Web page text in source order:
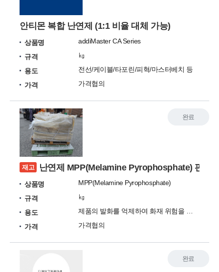
안티몬 복합 난연제 (1:1 비율 대체 가능)
상품명
addiMaster CA Series
규격
㎏
용도
전선/케이블/타포린/피혁/마스터베치 등
가격
가격협의
재고 난연제 MPP(Melamine Pyrophosphate) 판매
상품명
MPP(Melamine Pyrophosphate)
규격
㎏
용도
가격
가격협의
완료
완료